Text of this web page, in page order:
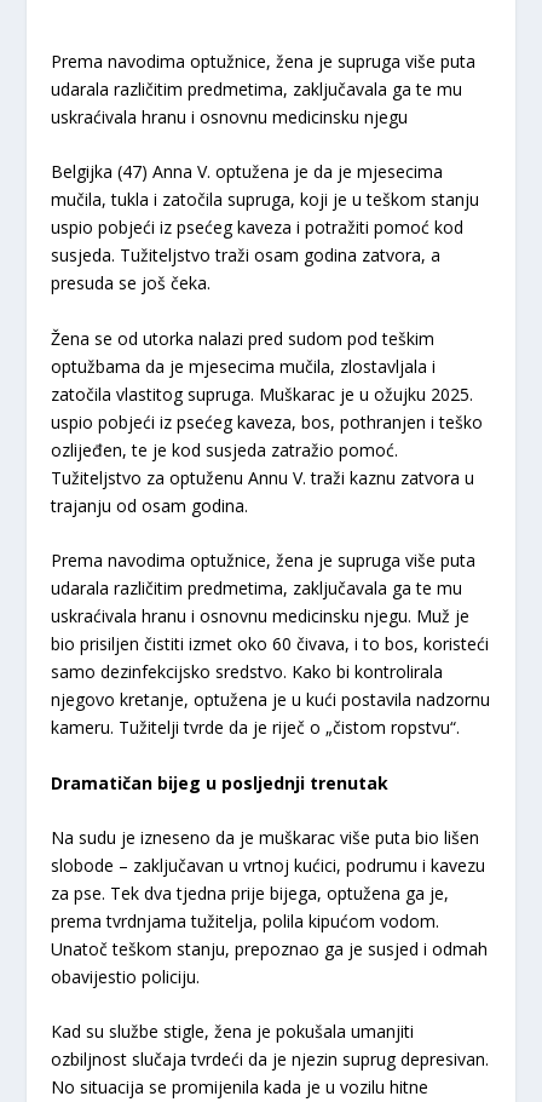
Prema navodima optužnice, žena je supruga više puta
udarala različitim predmetima, zaključavala ga te mu
uskraćivala hranu i osnovnu medicinsku njegu
Belgijka (47) Anna V. optužena je da je mjesecima
mučila, tukla i zatočila supruga, koji je u teškom stanju
uspio pobjeći iz psećeg kaveza i potražiti pomoć kod
susjeda. Tužiteljstvo traži osam godina zatvora, a
presuda se još čeka.
Žena se od utorka nalazi pred sudom pod teškim
optužbama da je mjesecima mučila, zlostavljala i
zatočila vlastitog supruga. Muškarac je u ožujku 2025.
uspio pobjeći iz psećeg kaveza, bos, pothranjen i teško
ozlijeđen, te je kod susjeda zatražio pomoć.
Tužiteljstvo za optuženu Annu V. traži kaznu zatvora u
trajanju od osam godina.
Prema navodima optužnice, žena je supruga više puta
udarala različitim predmetima, zaključavala ga te mu
uskraćivala hranu i osnovnu medicinsku njegu. Muž je
bio prisiljen čistiti izmet oko 60 čivava, i to bos, koristeći
samo dezinfekcijsko sredstvo. Kako bi kontrolirala
njegovo kretanje, optužena je u kući postavila nadzornu
kameru. Tužitelji tvrde da je riječ o „čistom ropstvu“.
Dramatičan bijeg u posljednji trenutak
Na sudu je izneseno da je muškarac više puta bio lišen
slobode – zaključavan u vrtnoj kućici, podrumu i kavezu
za pse. Tek dva tjedna prije bijega, optužena ga je,
prema tvrdnjama tužitelja, polila kipućom vodom.
Unatoč teškom stanju, prepoznao ga je susjed i odmah
obavijestio policiju.
Kad su službe stigle, žena je pokušala umanjiti
ozbiljnost slučaja tvrdeći da je njezin suprug depresivan.
No situacija se promijenila kada je u vozilu hitne